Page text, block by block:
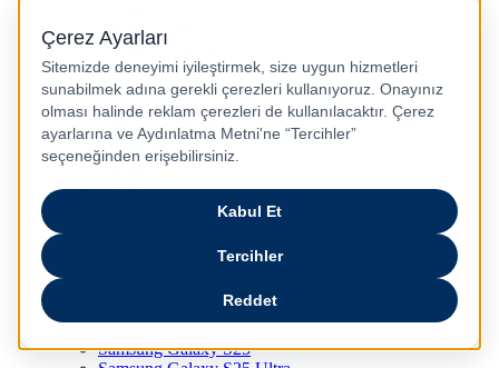
iPhone 15 Pro
iPhone 15 Pro Max
iPhone 14
iPhone 14 Plus
iPhone 14 Pro
iPhone 14 Pro Max
iPhone 13
iPhone 12
iPhone 11
Dyson V8
Samsung Galaxy S25